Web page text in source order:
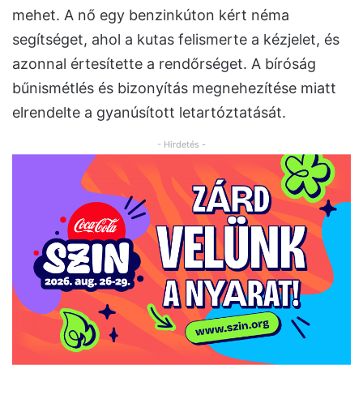
mehet. A nő egy benzinkúton kért néma
segítséget, ahol a kutas felismerte a kézjelet, és
azonnal értesítette a rendőrséget. A bíróság
bűnismétlés és bizonyítás megnehezítése miatt
elrendelte a gyanúsított letartóztatását.
- Hirdetés -